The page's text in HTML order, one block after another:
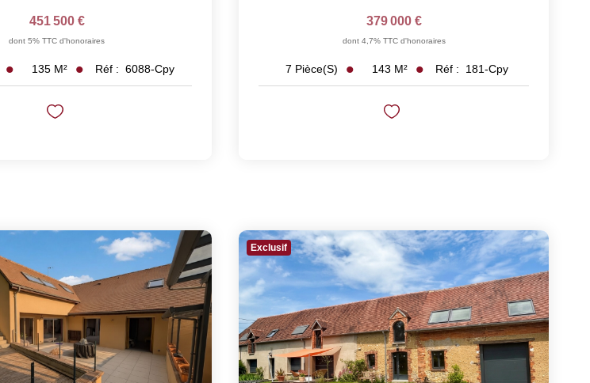
451 500 €
dont 5% TTC d'honoraires
135 M² Réf : 6088-Cpy
379 000 €
dont 4,7% TTC d'honoraires
7 Pièce(s) 143 M² Réf : 181-Cpy
Exclusif